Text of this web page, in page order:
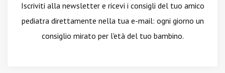
Iscriviti alla newslettere ricevi i consigli del tuo amico
pediatra direttamente nella tua e-mail: ogni giorno un
consiglio mirato per l'età del tuo bambino.